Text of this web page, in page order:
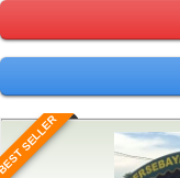
SELLER